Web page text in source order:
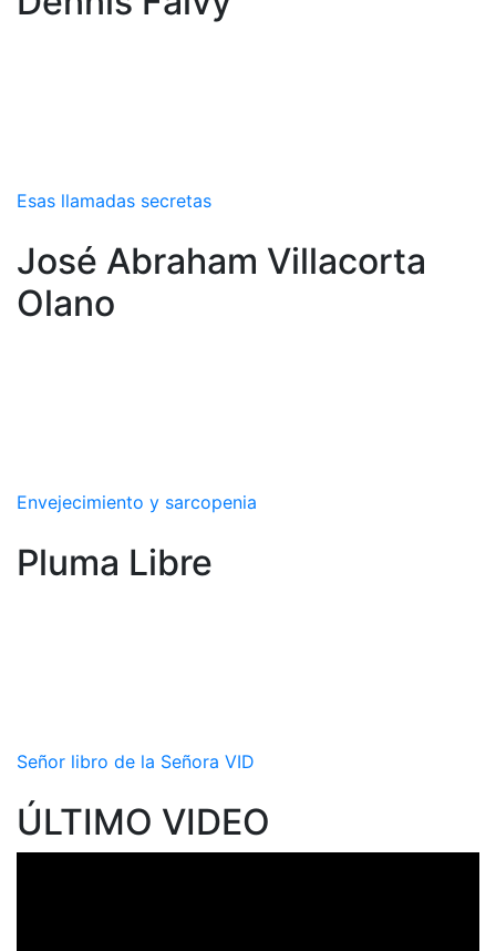
Esas llamadas secretas
José Abraham Villacorta
Olano
Envejecimiento y sarcopenia
Pluma Libre
Señor libro de la Señora VID
ÚLTIMO VIDEO